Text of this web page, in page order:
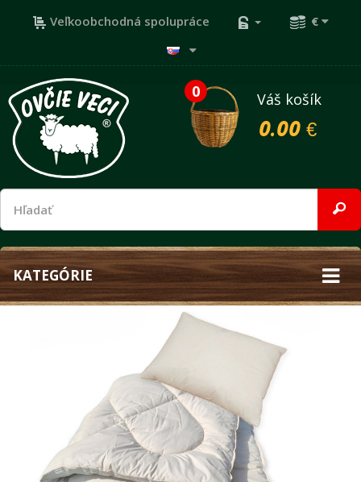
Veľkoobchodná spolupráce €
0
Váš košík
0.00 €
KATEGÓRIE